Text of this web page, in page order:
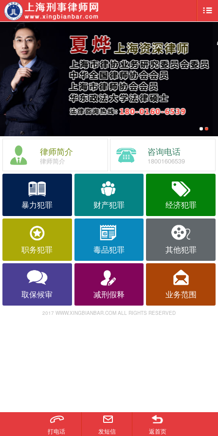
律师简介
律师简介
咨询电话
18001606539
暴力犯罪 财产犯罪 经济犯罪
职务犯罪 毒品犯罪 其他犯罪
取保候审 减刑假释 业务范围
2017 WWW.XINGBIANBAR.COM ALL RIGHTS RESERVED
打电话 发短信 返首页